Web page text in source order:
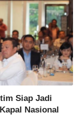
Siap Jadi
Nasional